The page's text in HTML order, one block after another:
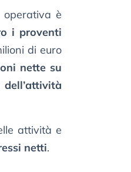
è
i proventi
di euro
nette su
attività e
netti.